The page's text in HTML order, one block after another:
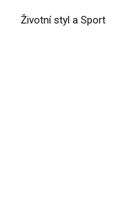
Životní styl a Sport